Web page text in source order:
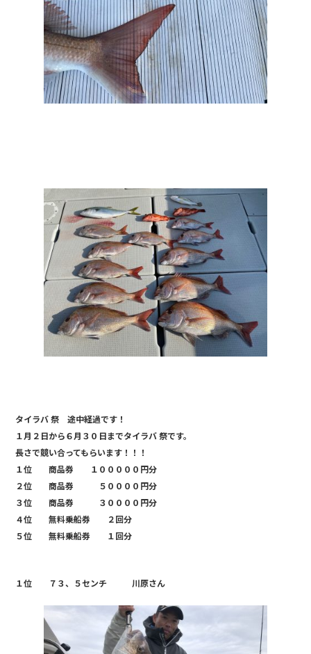
タイラバ 祭 途中経過です！
１月２日から６月３０日までタイラバ 祭です。
長さで競い合ってもらいます！！！
１位 商品券 １０００００円分
２位 商品券 ５００００円分
３位 商品券 ３００００円分
４位 無料乗船券 ２回分
５位 無料乗船券 １回分
１位 ７３、５センチ 川原さん